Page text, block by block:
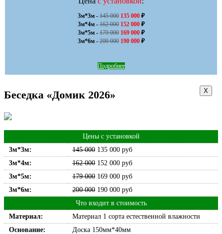
3м*3м - 145 000 135 000 ₽
3м*4м - 162 000 152 000 ₽
3м*5м - 179 000 169 000 ₽
3м*6м - 200 000 190 000 ₽
Подробнее
Х
Беседка «Домик 2026»
Цены с установкой
3м*3м:
145 000 135 000 руб
3м*4м:
162 000 152 000 руб
3м*5м:
179 000 169 000 руб
3м*6м:
200 000 190 000 руб
Что входит в стоимость
Материал:
Материал 1 сорта естественной влажности
Основание:
Доска 150мм*40мм